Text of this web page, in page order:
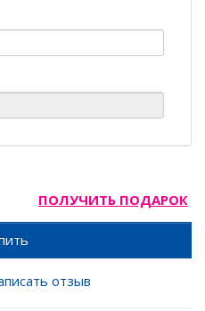
ПОЛУЧИТЬ ПОДАРОК
отзыв